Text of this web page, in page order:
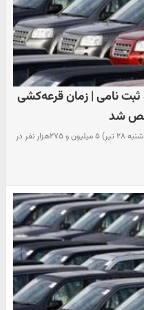
نامی | زمان قرعه‌کشی
شد
براساس آمار جدید ­تا ساعت ۷ صبح امروز (سه شنبه ۲۸ تیر) ۵ میلیون و ۲۷۵هزار نفر در